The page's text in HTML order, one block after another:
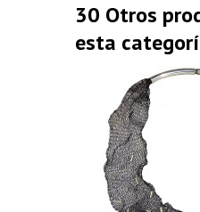
30 Otros
esta